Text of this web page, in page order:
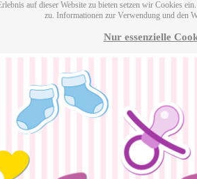
auf dieser Website zu bieten setzen wir Cookies
zu. Informationen zur Verwendung und den
Nur essenzielle